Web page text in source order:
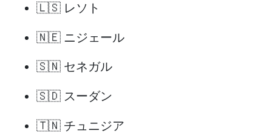
🇱🇸 レソト
🇳🇪 ニジェール
🇸🇳 セネガル
🇸🇩 スーダン
🇹🇳 チュニジア